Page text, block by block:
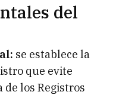
del
se establece la
que evite
los Registros